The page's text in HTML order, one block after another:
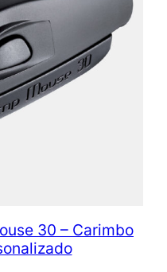
30 – Carimbo